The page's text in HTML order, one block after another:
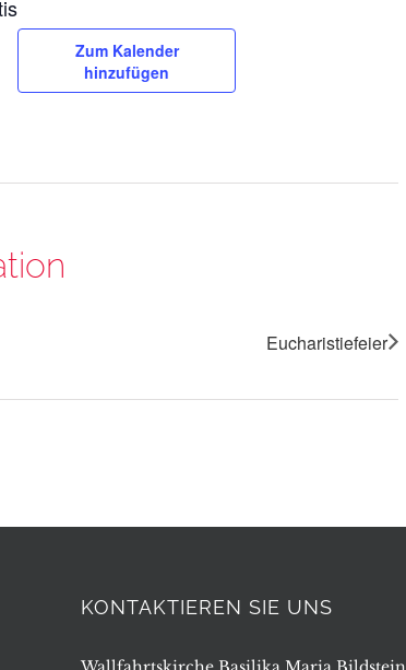
Zum Kalender
hinzufügen
Eucharistiefeier
KONTAKTIEREN SIE UNS